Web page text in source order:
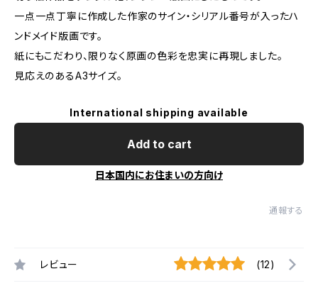
一点一点丁寧に作成した作家のサイン・シリアル番号が入ったハ
ンドメイド版画です。
紙にもこだわり、限りなく原画の色彩を忠実に再現しました。
見応えのあるA3サイズ。
International shipping available
Add to cart
日本国内にお住まいの方向け
通報する
レビュー (12)